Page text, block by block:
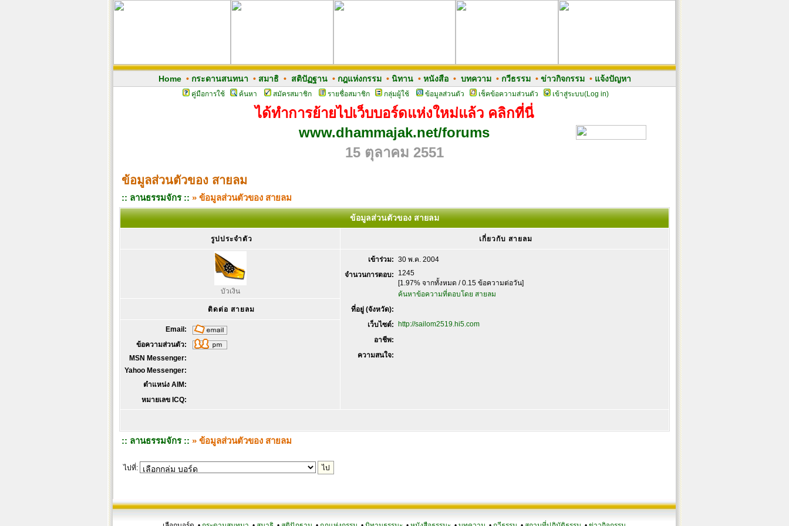
Home• กระดานสนทนา • สมาธิ• สติปัฏฐาน• กฎแห่งกรรม• นิทาน• หนังสือ• บทความ• กวีธรรม• ข่าวกิจกรรม• แจ้งปัญหา
คู่มือการใช้ ค้นหา สมัครสมาชิก รายชื่อสมาชิก กลุ่มผู้ใช้ ข้อมูลส่วนตัว เช็คข้อความส่วนตัว เข้าสู่ระบบ(Log in)
ได้ทำการย้ายไปเว็บบอร์ดแห่งใหม่แล้ว คลิกที่นี่
www.dhammajak.net/forums
15 ตุลาคม 2551
ข้อมูลส่วนตัวของ สายลม
:: ลานธรรมจักร :: » ข้อมูลส่วนตัวของ สายลม
ข้อมูลส่วนตัวของ สายลม
รูปประจำตัว เกี่ยวกับ สายลม
บัวเงิน
เข้าร่วม: 30 พ.ค. 2004
จำนวนการตอบ:
1245
[1.97% จากทั้งหมด / 0.15 ข้อความต่อวัน]
ค้นหาข้อความที่ตอบโดย สายลม
ที่อยู่ (จังหวัด):
เว็บไซต์:
http://sailom2519.hi5.com
อาชีพ:
ความสนใจ:
ติดต่อ สายลม
Email:
ข้อความส่วนตัว:
MSN Messenger:
Yahoo Messenger:
ตำแหน่ง AIM:
หมายเลข ICQ:
:: ลานธรรมจักร :: » ข้อมูลส่วนตัวของ สายลม
ไปที่: